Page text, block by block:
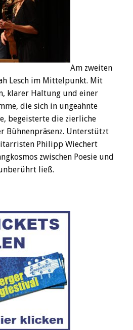
Am zweiten
Lesch im Mittelpunkt. Mit
klarer Haltung und einer
die sich in ungeahnte
begeisterte die zierliche
Bühnenpräsenz. Unterstützt
Philipp Wiechert
zwischen Poesie und
ließ.